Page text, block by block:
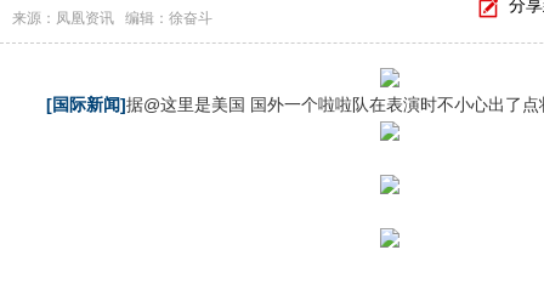
分
来源：凤凰资讯 编辑：徐奋斗
[国际新闻]据@这里是美国 国外一个啦啦队在表演时不小心出了